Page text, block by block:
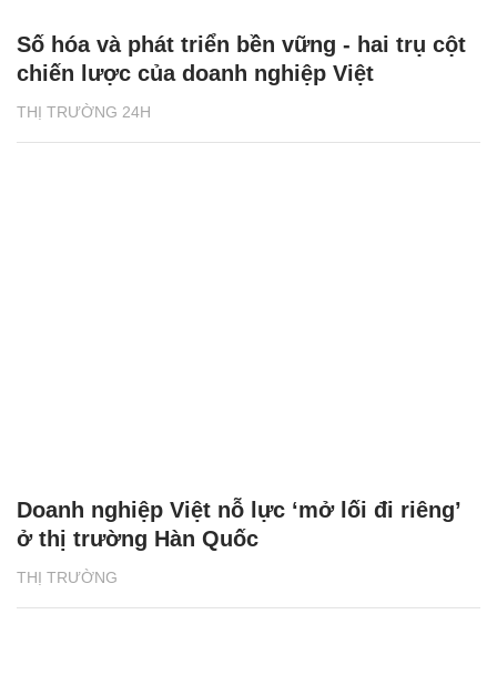
THỊ TRƯỜNG 24H
Số hóa và phát triển bền vững - hai trụ cột
chiến lược của doanh nghiệp Việt
THỊ TRƯỜNG
Doanh nghiệp Việt nỗ lực ‘mở lối đi riêng’
ở thị trường Hàn Quốc